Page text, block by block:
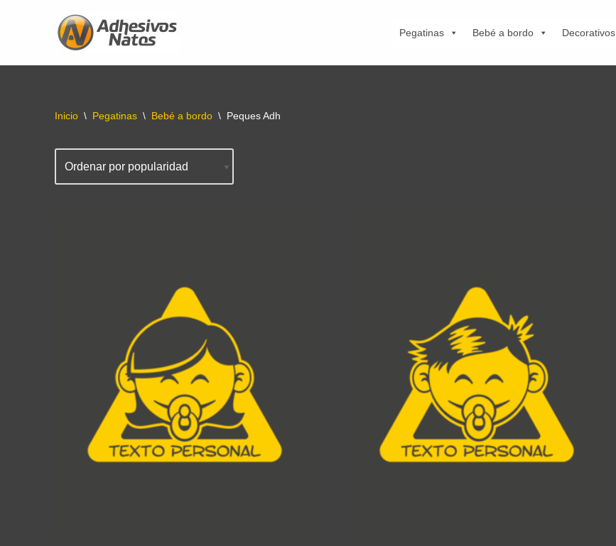
Pegatinas Bebé a bordo Decorativos
Inicio \ Pegatinas \ Bebé a bordo \ Peques Adh